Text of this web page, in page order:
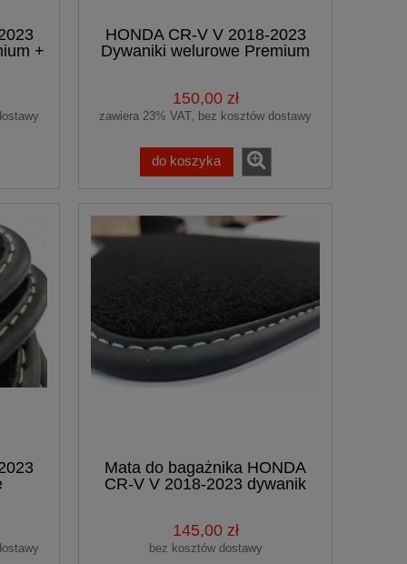
+
HONDA CR-V V 2018-2023
Dywaniki welurowe Premium
150,00 zł
zawiera 23% VAT, bez kosztów dostawy
do koszyka
Mata do bagażnika HONDA
CR-V V 2018-2023 dywanik
145,00 zł
bez kosztów dostawy